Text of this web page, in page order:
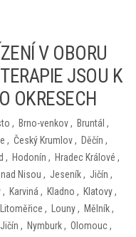
V OBORU
JSOU K
OKRESECH
, Brno-venkov, Bruntál ,
, Český Krumlov, Děčín ,
, Hodonín , Hradec Králové ,
Nisou , Jeseník, Jičín ,
, Karviná , Kladno , Klatovy,
Litoměřice , Louny, Mělník,
, Nymburk, Olomouc,